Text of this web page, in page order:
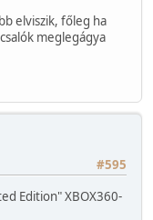
elviszik, főleg ha
meglegágya
#595
Edition" XBOX360-